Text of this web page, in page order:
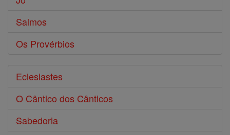
Salmos
Os Provérbios
Eclesiastes
O Cântico dos Cânticos
Sabedoria